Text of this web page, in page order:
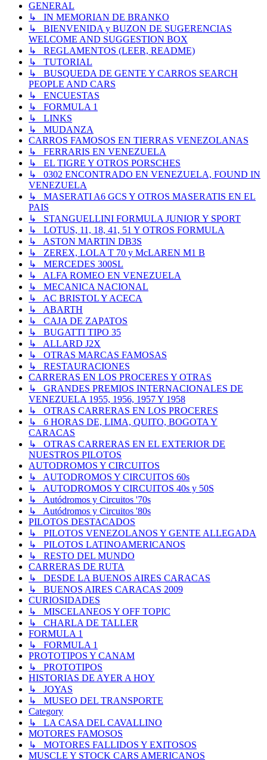
GENERAL
↳ IN MEMORIAN DE BRANKO
↳ BIENVENIDA y BUZON DE SUGERENCIAS
WELCOME AND SUGGESTION BOX
↳ REGLAMENTOS (LEER, README)
↳ TUTORIAL
↳ BUSQUEDA DE GENTE Y CARROS SEARCH
PEOPLE AND CARS
↳ ENCUESTAS
↳ FORMULA 1
↳ LINKS
↳ MUDANZA
CARROS FAMOSOS EN TIERRAS VENEZOLANAS
↳ FERRARIS EN VENEZUELA
↳ EL TIGRE Y OTROS PORSCHES
↳ 0302 ENCONTRADO EN VENEZUELA, FOUND IN
VENEZUELA
↳ MASERATI A6 GCS Y OTROS MASERATIS EN EL
PAIS
↳ STANGUELLINI FORMULA JUNIOR Y SPORT
↳ LOTUS, 11, 18, 41, 51 Y OTROS FORMULA
↳ ASTON MARTIN DB3S
↳ ZEREX, LOLA T 70 y McLAREN M1 B
↳ MERCEDES 300SL
↳ ALFA ROMEO EN VENEZUELA
↳ MECANICA NACIONAL
↳ AC BRISTOL Y ACECA
↳ ABARTH
↳ CAJA DE ZAPATOS
↳ BUGATTI TIPO 35
↳ ALLARD J2X
↳ OTRAS MARCAS FAMOSAS
↳ RESTAURACIONES
CARRERAS EN LOS PROCERES Y OTRAS
↳ GRANDES PREMIOS INTERNACIONALES DE
VENEZUELA 1955, 1956, 1957 Y 1958
↳ OTRAS CARRERAS EN LOS PROCERES
↳ 6 HORAS DE, LIMA, QUITO, BOGOTA Y
CARACAS
↳ OTRAS CARRERAS EN EL EXTERIOR DE
NUESTROS PILOTOS
AUTODROMOS Y CIRCUITOS
↳ AUTODROMOS Y CIRCUITOS 60s
↳ AUTODROMOS Y CIRCUITOS 40s y 50S
↳ Autódromos y Circuitos '70s
↳ Autódromos y Circuitos '80s
PILOTOS DESTACADOS
↳ PILOTOS VENEZOLANOS Y GENTE ALLEGADA
↳ PILOTOS LATINOAMERICANOS
↳ RESTO DEL MUNDO
CARRERAS DE RUTA
↳ DESDE LA BUENOS AIRES CARACAS
↳ BUENOS AIRES CARACAS 2009
CURIOSIDADES
↳ MISCELANEOS Y OFF TOPIC
↳ CHARLA DE TALLER
FORMULA 1
↳ FORMULA 1
PROTOTIPOS Y CANAM
↳ PROTOTIPOS
HISTORIAS DE AYER A HOY
↳ JOYAS
↳ MUSEO DEL TRANSPORTE
Category
↳ LA CASA DEL CAVALLINO
MOTORES FAMOSOS
↳ MOTORES FALLIDOS Y EXITOSOS
MUSCLE Y STOCK CARS AMERICANOS